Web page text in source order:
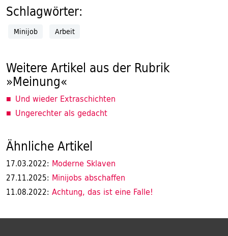
Schlagwörter:
Minijob Arbeit
Weitere Artikel aus der Rubrik
»Meinung«
Und wieder Extraschichten
Ungerechter als gedacht
Ähnliche Artikel
17.03.2022: Moderne Sklaven
27.11.2025: Minijobs abschaffen
11.08.2022: Achtung, das ist eine Falle!